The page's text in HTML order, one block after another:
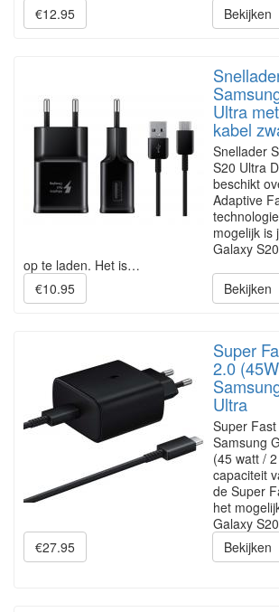
€12.95
Bekijken
Ultra
kabel
Snellader
S20 Ultra
beschikt
Adaptive
mogelijk is
Galaxy
op te laden. Het is…
€10.95
Bekijken
Super
2.0
Ultra
Super
Samsung
(45 watt /
capaciteit
de Super
het
Galaxy
€27.95
Bekijken